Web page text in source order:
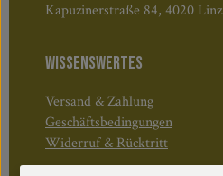
Kapuzinerstraße 84, 4020 Linz
WISSENSWERTES
Versand & Zahlung
Geschäftsbedingungen
Widerruf & Rücktritt